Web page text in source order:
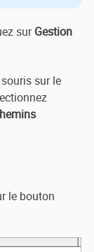
surGestion
sur le
le bouton